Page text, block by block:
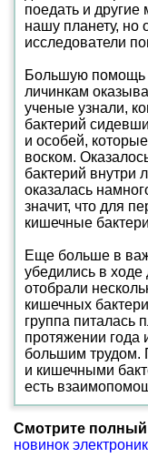
поедать и
нашу планету, но
исследователи
Большую помощь
личинкам
ученые узнали,
бактерий
и особей,
воском.
бактерий внутри
оказалась
значит, что для
кишечные
Еще больше в
убедились в ходе
отобрали
кишечных
группа питалась
протяжении года
большим трудом.
и кишечными
есть
Смотрите полный
новинок